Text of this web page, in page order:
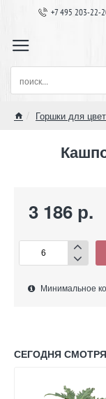
+7 495 203-22-
поиск...
Горшки для
3 186 р.
Минимальное
СЕГОДНЯ